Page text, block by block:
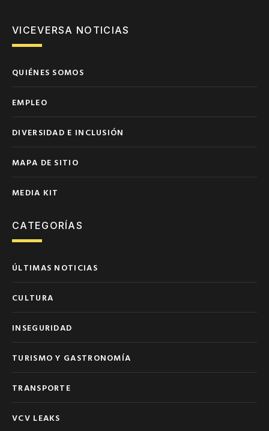
VICEVERSA NOTICIAS
QUIÉNES SOMOS
EMPLEO
DIVERSIDAD E INCLUSIÓN
MAPA DE SITIO
MEDIA KIT
CATEGORÍAS
ÚLTIMAS NOTICIAS
CULTURA
INSEGURIDAD
TURISMO Y GASTRONOMÍA
TRANSPORTE
VCV LEAKS